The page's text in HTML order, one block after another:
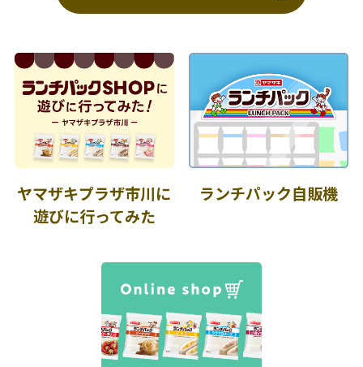
ヤマザキプラザ市川に
遊びに行ってみた
ランチパック自販機